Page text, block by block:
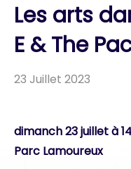
Les arts
E & The
23 Juillet 2023
dimanch 23 juillet à
Parc Lamoureux